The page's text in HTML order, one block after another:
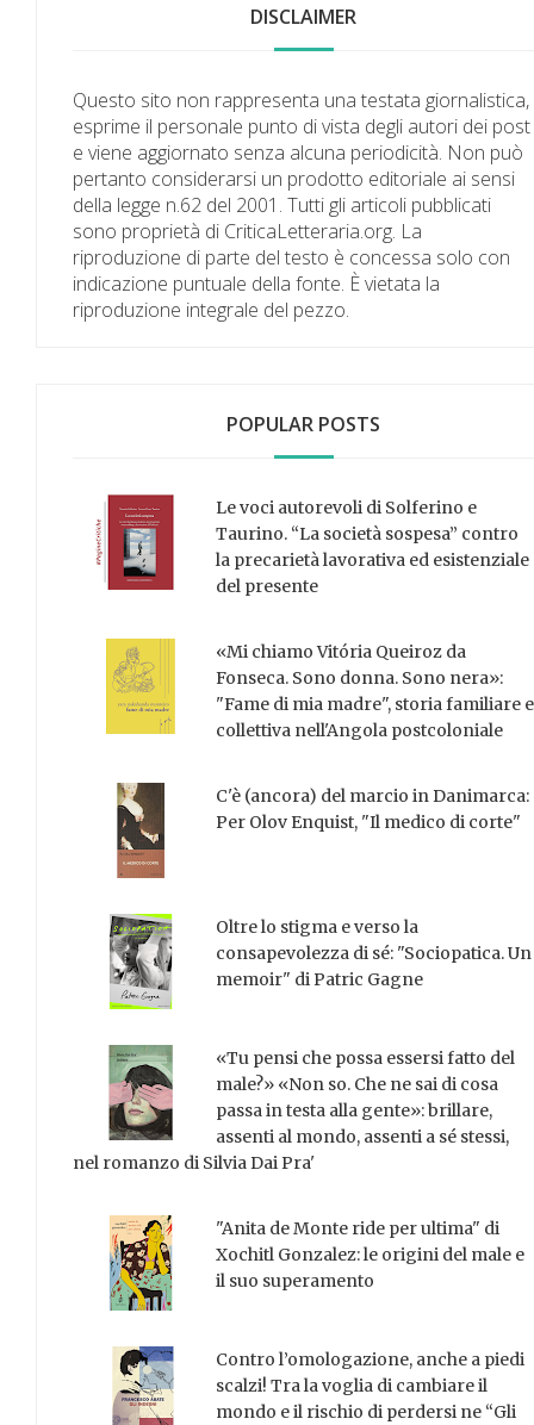
DISCLAIMER
Questo sito non rappresenta una testata giornalistica,
esprime il personale punto di vista degli autori dei post
e viene aggiornato senza alcuna periodicità. Non può
pertanto considerarsi un prodotto editoriale ai sensi
della legge n.62 del 2001. Tutti gli articoli pubblicati
sono proprietà di CriticaLetteraria.org. La
riproduzione di parte del testo è concessa solo con
indicazione puntuale della fonte. È vietata la
riproduzione integrale del pezzo.
POPULAR POSTS
Le voci autorevoli di Solferino e
Taurino. “La società sospesa” contro
la precarietà lavorativa ed esistenziale
del presente
«Mi chiamo Vitória Queiroz da
Fonseca. Sono donna. Sono nera»:
"Fame di mia madre", storia familiare e
collettiva nell'Angola postcoloniale
C'è (ancora) del marcio in Danimarca:
Per Olov Enquist, "Il medico di corte"
Oltre lo stigma e verso la
consapevolezza di sé: "Sociopatica. Un
memoir" di Patric Gagne
«Tu pensi che possa essersi fatto del
male?» «Non so. Che ne sai di cosa
passa in testa alla gente»: brillare,
assenti al mondo, assenti a sé stessi,
nel romanzo di Silvia Dai Pra'
"Anita de Monte ride per ultima" di
Xochitl Gonzalez: le origini del male e
il suo superamento
Contro l’omologazione, anche a piedi
scalzi! Tra la voglia di cambiare il
mondo e il rischio di perdersi ne “Gli